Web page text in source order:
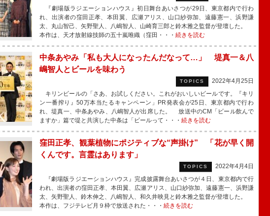
『劇場版ラジエーションハウス』初日舞台あいさつが29日、東京都内で行わ
れ、出演者の窪田正孝、本田翼、広瀬アリス、山口紗弥加、遠藤憲一、浜野謙
太、丸山智己、矢野聖人、八嶋智人、山崎育三郎と鈴木雅之監督が登壇した。
本作は、天才放射線技師の五十嵐唯織（窪田・・・ 続きを読む
中条あやみ「私も大人になったんだなって…」 堤真一＆八
嶋智人とビールを味わう
TOPICS
2022年4月25日
キリンビールの「さあ、お試しください。これがおいしいビールです。『キリ
ン一番搾り』50万本当たるキャンペーン」PR発表会が25日、東京都内で行わ
れ、堤真一、中条あやみ、八嶋智人が出席した。 放送中のCM「ビール飲んで
ますか」篇で堤と共演した中条は「ビールって・・・ 続きを読む
窪田正孝、観葉植物にポジティブな“声掛け” 「花が早く開
くんです。言霊はあります」
TOPICS
2022年4月4日
『劇場版ラジエーションハウス』完成披露舞台あいさつが４日、東京都内で行
われ、出演者の窪田正孝、本田翼、広瀬アリス、山口紗弥加、遠藤憲一、浜野謙
太、矢野聖人、鈴木伸之、八嶋智人、和久井映見と鈴木雅之監督が登壇した。
本作は、フジテレビ月９枠で放送された・・・ 続きを読む